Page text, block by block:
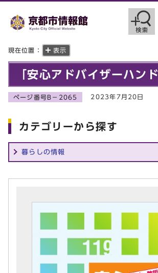
現在位置： 表示
「安心アドバイザーハン
ページ番号B－2065 2023年7月20日
カテゴリーから探す
暮らしの情報